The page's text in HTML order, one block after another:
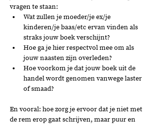
vragen te staan:
Wat zullen je moeder/je ex/je
kinderen/je baas/etc ervan vinden als
straks jouw boek verschijnt?
Hoe ga je hier respectvol mee om als
jouw naasten zijn overleden?
Hoe voorkom je dat jouw boek uit de
handel wordt genomen vanwege laster
of smaad?
En vooral: hoe zorg je ervoor dat je niet met
de rem erop gaat schrijven, maar puur en